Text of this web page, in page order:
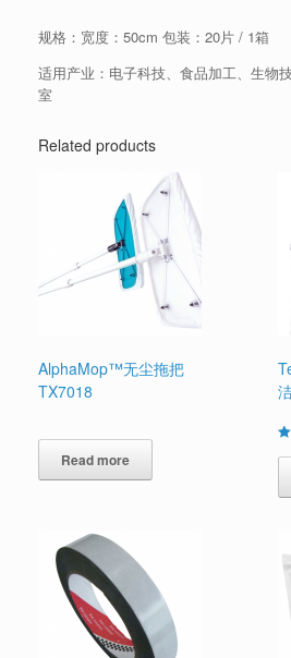
规格：宽度：50cm 包装：20片 / 1箱
适用产业：电子科技、食品加工、生物
室
Related products
AlphaMop™无尘拖把
TX7018
Read more